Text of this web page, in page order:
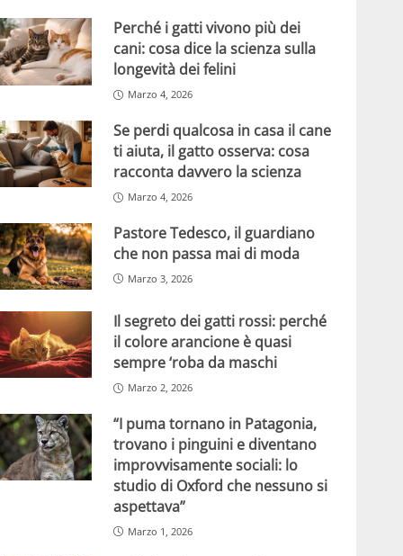
Perché i gatti vivono più dei
cani: cosa dice la scienza sulla
longevità dei felini
Marzo 4, 2026
Se perdi qualcosa in casa il cane
ti aiuta, il gatto osserva: cosa
racconta davvero la scienza
Marzo 4, 2026
Pastore Tedesco, il guardiano
che non passa mai di moda
Marzo 3, 2026
Il segreto dei gatti rossi: perché
il colore arancione è quasi
sempre ‘roba da maschi
Marzo 2, 2026
“I puma tornano in Patagonia,
trovano i pinguini e diventano
improvvisamente sociali: lo
studio di Oxford che nessuno si
aspettava”
Marzo 1, 2026